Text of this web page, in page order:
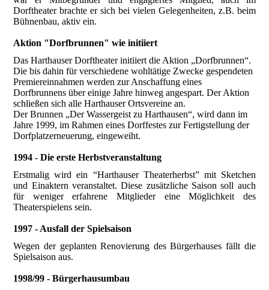
Dorftheater brachte er sich bei vielen Gelegenheiten, z.B. beim
Bühnenbau, aktiv ein.
Aktion "Dorfbrunnen" wie initiiert
Das Harthauser Dorftheater initiiert die Aktion „Dorfbrunnen“.
Die bis dahin für verschiedene wohltätige Zwecke gespendeten
Premiereinnahmen werden zur Anschaffung eines
Dorfbrunnens über einige Jahre hinweg angespart. Der Aktion
schließen sich alle Harthauser Ortsvereine an.
Der Brunnen „Der Wassergeist zu Harthausen“, wird dann im
Jahre 1999, im Rahmen eines Dorffestes zur Fertigstellung der
Dorfplatzerneuerung, eingeweiht.
1994 - Die erste Herbstveranstaltung
Erstmalig wird ein “Harthauser Theaterherbst” mit Sketchen
und Einaktern veranstaltet. Diese zusätzliche Saison soll auch
für weniger erfahrene Mitglieder eine Möglichkeit des
Theaterspielens sein.
1997 - Ausfall der Spielsaison
Wegen der geplanten Renovierung des Bürgerhauses fällt die
Spielsaison aus.
1998/99 - Bürgerhausumbau